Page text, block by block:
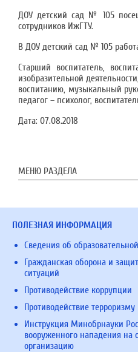
ДОУ детский сад № 105
сотрудников ИжГТУ.
В ДОУ детский сад № 105
Старший воспитатель,
изобразительной
воспитанию, музыкальный
педагог – психолог,
Дата: 07.08.2018
МЕНЮ РАЗДЕЛА
ПОЛЕЗНАЯ ИНФОРМАЦИЯ
Сведения об
Гражданская оборона и
ситуаций
Противодействие коррупции
Противодействие
Инструкция Минобрнауки
вооруженного нападения на
организацию